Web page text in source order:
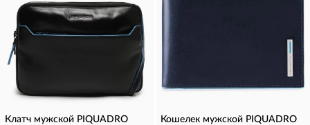
Клатч мужской PIQUADRO
Кошелек мужской PIQUADRO